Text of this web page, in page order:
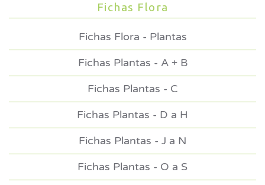
Fichas Flora
Fichas Flora - Plantas
Fichas Plantas - A + B
Fichas Plantas - C
Fichas Plantas - D a H
Fichas Plantas - J a N
Fichas Plantas - O a S